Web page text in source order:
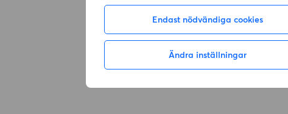
Endast nödvändiga cookies
Ändra inställningar